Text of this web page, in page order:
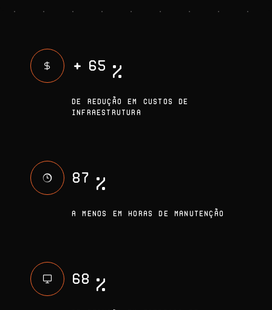
+ 65 %
DE REDUÇÃO EM CUSTOS DE
INFRAESTRUTURA
87 %
A MENOS EM HORAS DE MANUTENÇÃO
68 %